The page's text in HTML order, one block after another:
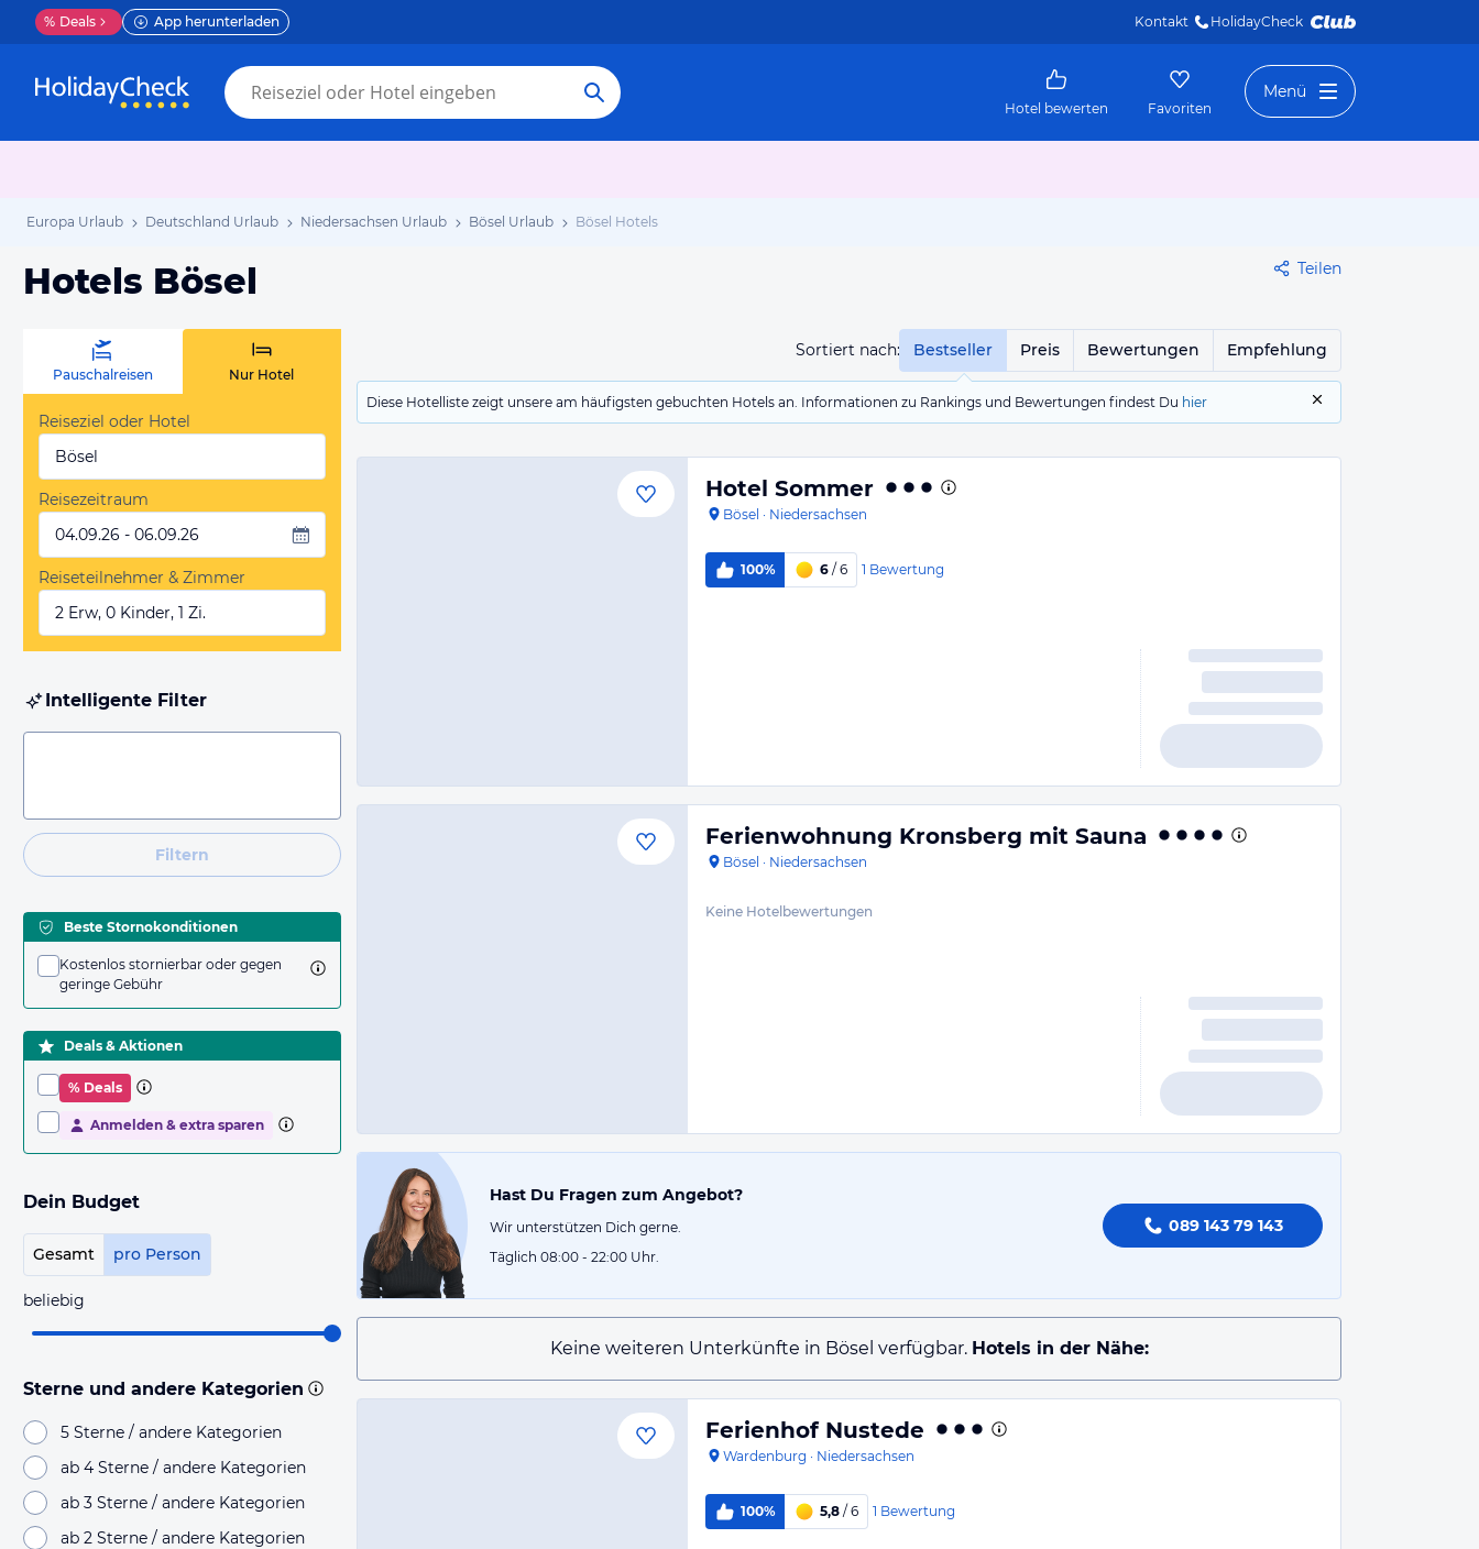
% Deals App herunterladen Kontakt HolidayCheck
Hotel bewerten Favoriten
Menü
Europa Urlaub Deutschland Urlaub Niedersachsen Urlaub Bösel Urlaub Bösel Hotels
Hotels Bösel Teilen
Sortiert nach: Bestseller Preis Bewertungen Empfehlung
Diese Hotelliste zeigt unsere am häufigsten gebuchten Hotels an. Informationen zu Rankings und Bewertungen findest Du hier
Pauschalreisen Nur Hotel
Reiseziel oder Hotel
Bösel
Reisezeitraum
04.09.26 - 06.09.26
Reiseteilnehmer & Zimmer
2 Erw, 0 Kinder, 1 Zi.
Intelligente Filter
Filtern
Beste Stornokonditionen
Kostenlos stornierbar oder gegen
geringe Gebühr
Deals & Aktionen
% Deals
Anmelden & extra sparen
Dein Budget
Gesamt pro Person
beliebig
Sterne und andere Kategorien
5 Sterne / andere Kategorien
ab 4 Sterne / andere Kategorien
ab 3 Sterne / andere Kategorien
ab 2 Sterne / andere Kategorien
Hotel Sommer
Bösel · Niedersachsen
100% 6 / 6 1 Bewertung
Ferienwohnung Kronsberg mit Sauna
Bösel · Niedersachsen
Keine Hotelbewertungen
Hast Du Fragen zum Angebot?
Wir unterstützen Dich gerne.
Täglich 08:00 - 22:00 Uhr.
089 143 79 143
Keine weiteren Unterkünfte in Bösel verfügbar. Hotels in der Nähe:
Ferienhof Nustede
Wardenburg · Niedersachsen
100% 5,8 / 6 1 Bewertung